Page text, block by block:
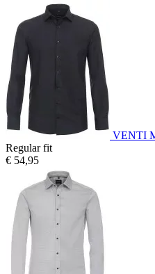
VENTI
Regular fit
€ 54,95